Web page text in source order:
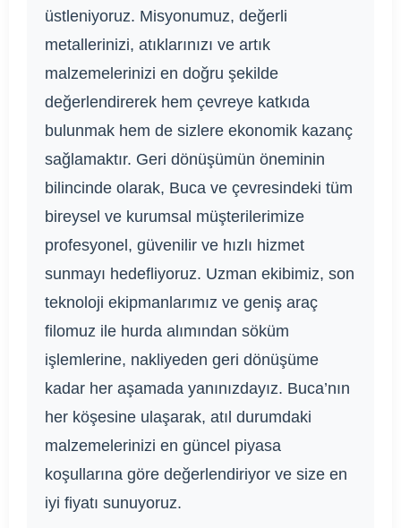
üstleniyoruz. Misyonumuz, değerli
metallerinizi, atıklarınızı ve artık
malzemelerinizi en doğru şekilde
değerlendirerek hem çevreye katkıda
bulunmak hem de sizlere ekonomik kazanç
sağlamaktır. Geri dönüşümün öneminin
bilincinde olarak, Buca ve çevresindeki tüm
bireysel ve kurumsal müşterilerimize
profesyonel, güvenilir ve hızlı hizmet
sunmayı hedefliyoruz. Uzman ekibimiz, son
teknoloji ekipmanlarımız ve geniş araç
filomuz ile hurda alımından söküm
işlemlerine, nakliyeden geri dönüşüme
kadar her aşamada yanınızdayız. Buca’nın
her köşesine ulaşarak, atıl durumdaki
malzemelerinizi en güncel piyasa
koşullarına göre değerlendiriyor ve size en
iyi fiyatı sunuyoruz.